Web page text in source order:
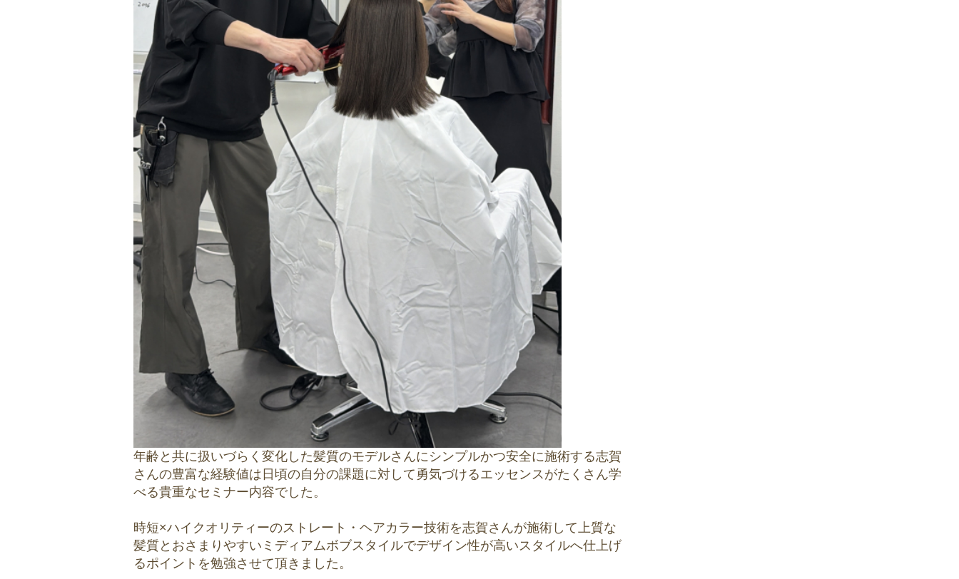
年齢と共に扱いづらく変化した髪質のモデルさんにシンプルかつ安全に施術する志賀
さんの豊富な経験値は日頃の自分の課題に対して勇気づけるエッセンスがたくさん学
べる貴重なセミナー内容でした。
時短×ハイクオリティーのストレート・ヘアカラー技術を志賀さんが施術して上質な
髪質とおさまりやすいミディアムボブスタイルでデザイン性が高いスタイルへ仕上げ
るポイントを勉強させて頂きました。